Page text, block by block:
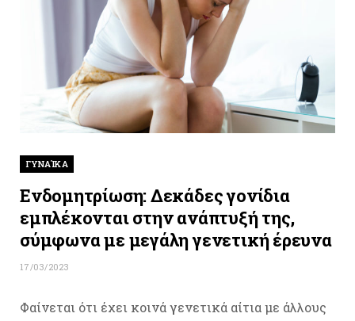
ΓΥΝΑΊΚΑ
Ενδομητρίωση: Δεκάδες γονίδια
εμπλέκονται στην ανάπτυξή της,
σύμφωνα με μεγάλη γενετική έρευνα
17/03/2023
Φαίνεται ότι έχει κοινά γενετικά αίτια με άλλους